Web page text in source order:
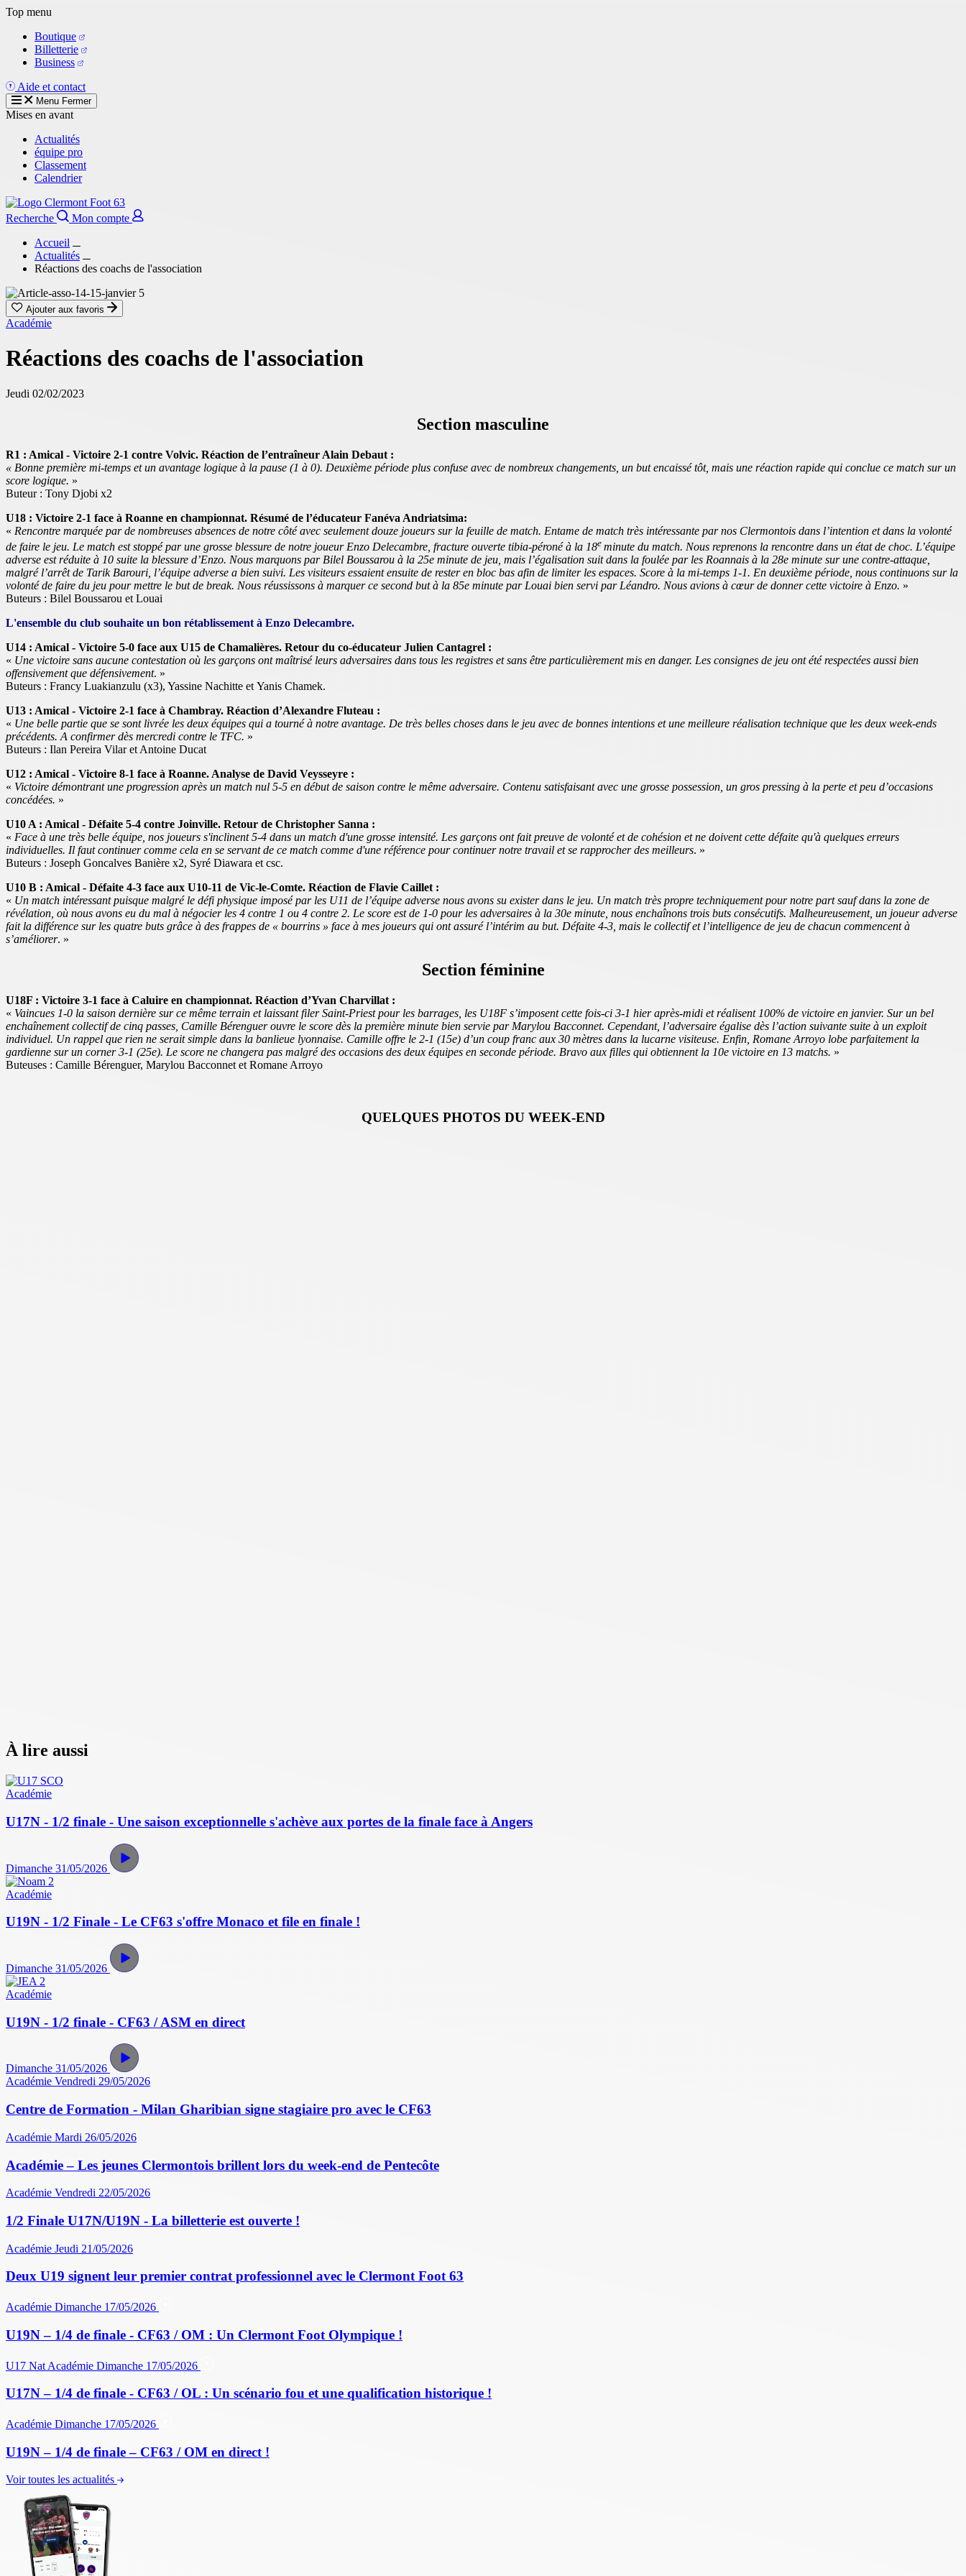
Aller
contenu
principal
Top menu
Boutique
Billetterie
Business
Aide et contact
Menu Fermer
Mises en avant
Actualités
équipe pro
Classement
Calendrier
Recherche
Mon compte
Accueil
Actualités
Réactions des coachs de l'association
Ajouter aux favoris
Académie
Réactions des coachs de l'association
Jeudi 02/02/2023
Section masculine
R1 : Amical - Victoire 2-1 contre Volvic. Réaction de l’entraîneur Alain Debaut :
« Bonne première mi-temps et un avantage logique à la pause (1 à 0). Deuxième période plus confuse avec de nombreux changements, un but encaissé tôt, mais une réaction rapide qui conclue ce match sur un
score logique. »
Buteur : Tony Djobi x2
U18 : Victoire 2-1 face à Roanne en championnat. Résumé de l’éducateur Fanéva Andriatsima:
« Rencontre marquée par de nombreuses absences de notre côté avec seulement douze joueurs sur la feuille de match. Entame de match très intéressante par nos Clermontois dans l’intention et dans la volonté
de faire le jeu. Le match est stoppé par une grosse blessure de notre joueur Enzo Delecambre, fracture ouverte tibia-péroné à la 18e minute du match. Nous reprenons la rencontre dans un état de choc. L’équipe
adverse est réduite à 10 suite la blessure d’Enzo. Nous marquons par Bilel Boussarou à la 25e minute de jeu, mais l’égalisation suit dans la foulée par les Roannais à la 28e minute sur une contre-attaque,
malgré l’arrêt de Tarik Barouri, l’équipe adverse a bien suivi. Les visiteurs essaient ensuite de rester en bloc bas afin de limiter les espaces. Score à la mi-temps 1-1. En deuxième période, nous continuons sur la
volonté de faire du jeu pour mettre le but de break. Nous réussissons à marquer ce second but à la 85e minute par Louai bien servi par Léandro. Nous avions à cœur de donner cette victoire à Enzo. »
Buteurs : Bilel Boussarou et Louai
L'ensemble du club souhaite un bon rétablissement à Enzo Delecambre.
U14 : Amical - Victoire 5-0 face aux U15 de Chamalières. Retour du co-éducateur Julien Cantagrel :
« Une victoire sans aucune contestation où les garçons ont maîtrisé leurs adversaires dans tous les registres et sans être particulièrement mis en danger. Les consignes de jeu ont été respectées aussi bien
offensivement que défensivement. »
Buteurs : Francy Luakianzulu (x3), Yassine Nachitte et Yanis Chamek.
U13 : Amical - Victoire 2-1 face à Chambray. Réaction d’Alexandre Fluteau :
« Une belle partie que se sont livrée les deux équipes qui a tourné à notre avantage. De très belles choses dans le jeu avec de bonnes intentions et une meilleure réalisation technique que les deux week-ends
précédents. A confirmer dès mercredi contre le TFC. »
Buteurs : Ilan Pereira Vilar et Antoine Ducat
U12 : Amical - Victoire 8-1 face à Roanne. Analyse de David Veysseyre :
« Victoire démontrant une progression après un match nul 5-5 en début de saison contre le même adversaire. Contenu satisfaisant avec une grosse possession, un gros pressing à la perte et peu d’occasions
concédées. »
U10 A : Amical - Défaite 5-4 contre Joinville. Retour de Christopher Sanna :
« Face à une très belle équipe, nos joueurs s'inclinent 5-4 dans un match d'une grosse intensité. Les garçons ont fait preuve de volonté et de cohésion et ne doivent cette défaite qu'à quelques erreurs
individuelles. Il faut continuer comme cela en se servant de ce match comme d'une référence pour continuer notre travail et se rapprocher des meilleurs. »
Buteurs : Joseph Goncalves Banière x2, Syré Diawara et csc.
U10 B : Amical - Défaite 4-3 face aux U10-11 de Vic-le-Comte. Réaction de Flavie Caillet :
« Un match intéressant puisque malgré le défi physique imposé par les U11 de l’équipe adverse nous avons su exister dans le jeu. Un match très propre techniquement pour notre part sauf dans la zone de
révélation, où nous avons eu du mal à négocier les 4 contre 1 ou 4 contre 2. Le score est de 1-0 pour les adversaires à la 30e minute, nous enchaînons trois buts consécutifs. Malheureusement, un joueur adverse
fait la différence sur les quatre buts grâce à des frappes de « bourrins » face à mes joueurs qui ont assuré l’intérim au but. Défaite 4-3, mais le collectif et l’intelligence de jeu de chacun commencent à
s’améliorer. »
Section féminine
U18F : Victoire 3-1 face à Caluire en championnat. Réaction d’Yvan Charvillat :
« Vaincues 1-0 la saison dernière sur ce même terrain et laissant filer Saint-Priest pour les barrages, les U18F s’imposent cette fois-ci 3-1 hier après-midi et réalisent 100% de victoire en janvier. Sur un bel
enchaînement collectif de cinq passes, Camille Bérenguer ouvre le score dès la première minute bien servie par Marylou Bacconnet. Cependant, l’adversaire égalise dès l’action suivante suite à un exploit
individuel. Un rappel que rien ne serait simple dans la banlieue lyonnaise. Camille offre le 2-1 (15e) d’un coup franc aux 30 mètres dans la lucarne visiteuse. Enfin, Romane Arroyo lobe parfaitement la
gardienne sur un corner 3-1 (25e). Le score ne changera pas malgré des occasions des deux équipes en seconde période. Bravo aux filles qui obtiennent la 10e victoire en 13 matchs. »
Buteuses : Camille Bérenguer, Marylou Bacconnet et Romane Arroyo
QUELQUES PHOTOS DU WEEK-END
À lire aussi
Académie
U17N - 1/2 finale - Une saison exceptionnelle s'achève aux portes de la finale face à Angers
Dimanche 31/05/2026
Académie
U19N - 1/2 Finale - Le CF63 s'offre Monaco et file en finale !
Dimanche 31/05/2026
Académie
U19N - 1/2 finale - CF63 / ASM en direct
Dimanche 31/05/2026
Académie Vendredi 29/05/2026
Centre de Formation - Milan Gharibian signe stagiaire pro avec le CF63
Académie Mardi 26/05/2026
Académie – Les jeunes Clermontois brillent lors du week-end de Pentecôte
Académie Vendredi 22/05/2026
1/2 Finale U17N/U19N - La billetterie est ouverte !
Académie Jeudi 21/05/2026
Deux U19 signent leur premier contrat professionnel avec le Clermont Foot 63
Académie Dimanche 17/05/2026
U19N – 1/4 de finale - CF63 / OM : Un Clermont Foot Olympique !
U17 Nat Académie Dimanche 17/05/2026
U17N – 1/4 de finale - CF63 / OL : Un scénario fou et une qualification historique !
Académie Dimanche 17/05/2026
U19N – 1/4 de finale – CF63 / OM en direct !
Voir toutes les actualités